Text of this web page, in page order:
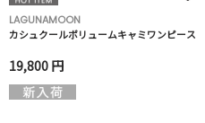
LAGUNAMOON
カシュクールボリュームキャミワンピース
19,800 円